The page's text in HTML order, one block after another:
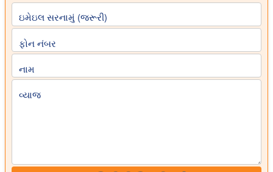
ઇમેઇલ સરનામું (જરૂરી)
ફોન નંબર
નામ
વ્યાજ